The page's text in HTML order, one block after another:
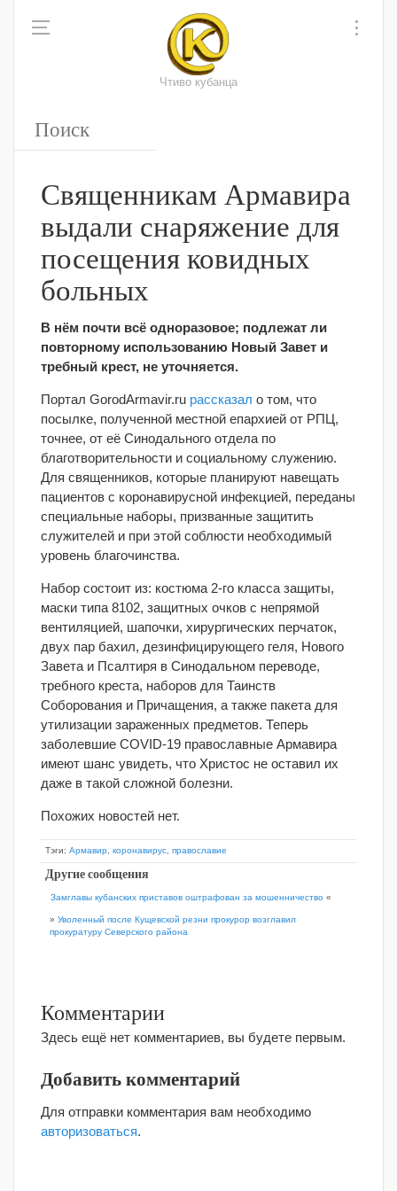
Чтиво кубанца
Священникам Армавира
выдали снаряжение для
посещения ковидных
больных
В нём почти всё одноразовое; подлежат ли
повторному использованию Новый Завет и
требный крест, не уточняется.
Портал GorodArmavir.ru рассказал о том, что
посылке, полученной местной епархией от РПЦ,
точнее, от её Синодального отдела по
благотворительности и социальному служению.
Для священников, которые планируют навещать
пациентов с коронавирусной инфекцией, переданы
специальные наборы, призванные защитить
служителей и при этой соблюсти необходимый
уровень благочинства.
Набор состоит из: костюма 2-го класса защиты,
маски типа 8102, защитных очков с непрямой
вентиляцией, шапочки, хирургических перчаток,
двух пар бахил, дезинфицирующего геля, Нового
Завета и Псалтиря в Синодальном переводе,
требного креста, наборов для Таинств
Соборования и Причащения, а также пакета для
утилизации зараженных предметов. Теперь
заболевшие COVID-19 православные Армавира
имеют шанс увидеть, что Христос не оставил их
даже в такой сложной болезни.
Похожих новостей нет.
Тэги: Армавир коронавирус православие
Другие сообщения
Замглавы кубанских приставов оштрафован за мошенничество «
» Уволенный после Кущевской резни прокурор возглавил
прокуратуру Северского района
Комментарии
Здесь ещё нет комментариев, вы будете первым.
Добавить комментарий
Для отправки комментария вам необходимо
авторизоваться.